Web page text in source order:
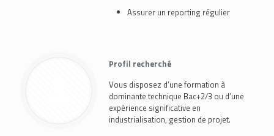
Assurer un reporting régulier
Profil recherché
Vous disposez d’une formation à
dominante technique Bac+2/3 ou d’une
expérience significative en
industrialisation, gestion de projet.